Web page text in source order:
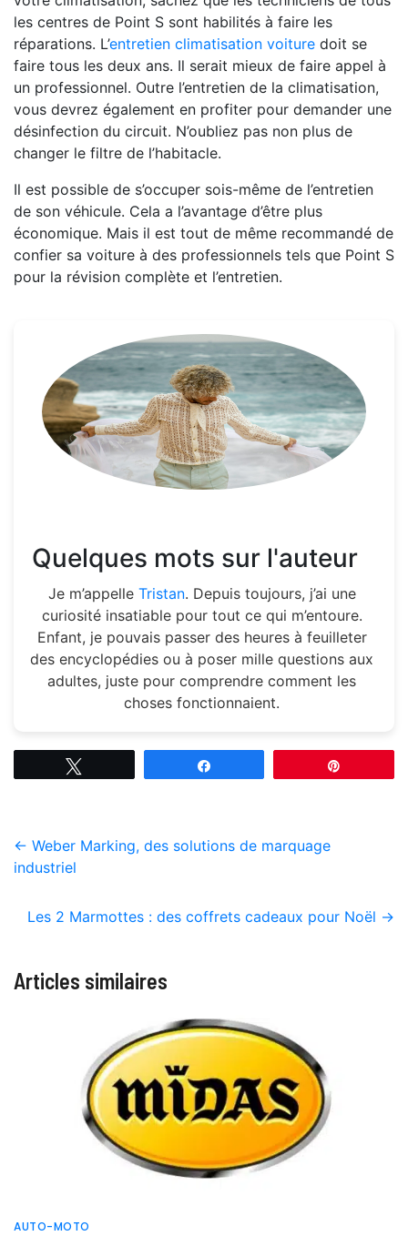
les centres de Point S sont habilités à faire les
réparations. L’entretien climatisation voiture doit se
faire tous les deux ans. Il serait mieux de faire appel à
un professionnel. Outre l’entretien de la climatisation,
vous devrez également en profiter pour demander une
désinfection du circuit. N’oubliez pas non plus de
changer le filtre de l’habitacle.
Il est possible de s’occuper sois-même de l’entretien
de son véhicule. Cela a l’avantage d’être plus
économique. Mais il est tout de même recommandé de
confier sa voiture à des professionnels tels que Point S
pour la révision complète et l’entretien.
Quelques mots sur l'auteur
Je m’appelle Tristan. Depuis toujours, j’ai une
curiosité insatiable pour tout ce qui m’entoure.
Enfant, je pouvais passer des heures à feuilleter
des encyclopédies ou à poser mille questions aux
adultes, juste pour comprendre comment les
choses fonctionnaient.
← Weber Marking, des solutions de marquage
industriel
Les 2 Marmottes : des coffrets cadeaux pour Noël →
Articles similaires
AUTO-MOTO